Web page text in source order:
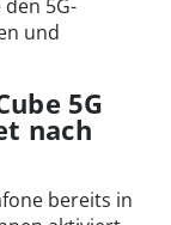
5G-
und
5G
nach
bereits in